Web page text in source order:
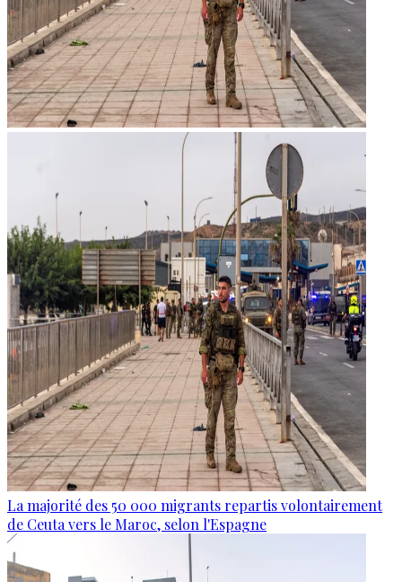
La majorité des 50 000 migrants repartis volontairement
de Ceuta vers le Maroc, selon l'Espagne